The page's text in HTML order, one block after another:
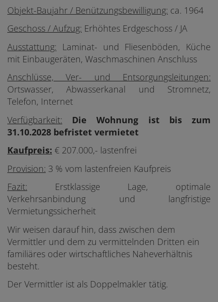
Objekt-Baujahr / Benützungsbewilligung: ca. 1964
Geschoss / Aufzug: Erhöhtes Erdgeschoss / JA
Ausstattung: Laminat- und Fliesenböden, Küche
mit Einbaugeräten, Waschmaschinen Anschluss
Anschlüsse, Ver- und Entsorgungsleitungen:
Ortswasser, Abwasserkanal und Stromnetz,
Telefon, Internet
Verfügbarkeit:
Die Wohnung ist bis zum
31.10.2028 befristet vermietet
Kaufpreis: € 207.000,- lastenfrei
Provision: 3 % vom lastenfreien Kaufpreis
Fazit: Erstklassige Lage, optimale
Verkehrsanbindung und langfristige
Vermietungssicherheit
Wir weisen darauf hin, dass zwischen dem
Vermittler und dem zu vermittelnden Dritten ein
familiäres oder wirtschaftliches Naheverhältnis
besteht.
Der Vermittler ist als Doppelmakler tätig.